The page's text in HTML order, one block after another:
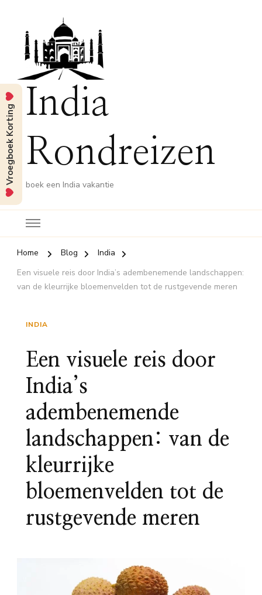
India
Rondreizen
boek een India vakantie
Home Blog
India
Een visuele reis door India’s adembenemende landschappen:
van de kleurrijke bloemenvelden tot de rustgevende meren
INDIA
Een visuele reis door
India’s
adembenemende
landschappen: van de
kleurrijke
bloemenvelden tot de
rustgevende meren
Vroegboek Korting